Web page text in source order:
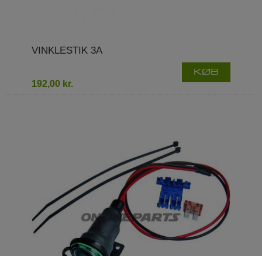
VINKLESTIK 3A
192,00 kr.
KØB